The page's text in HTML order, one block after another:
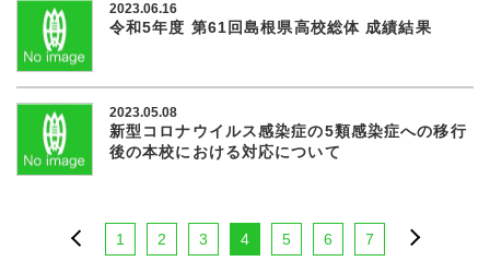
2023.06.16
令和5年度 第61回島根県高校総体 成績結果
2023.05.08
新型コロナウイルス感染症の5類感染症への移行
後の本校における対応について
1 2 3 4 5 6 7